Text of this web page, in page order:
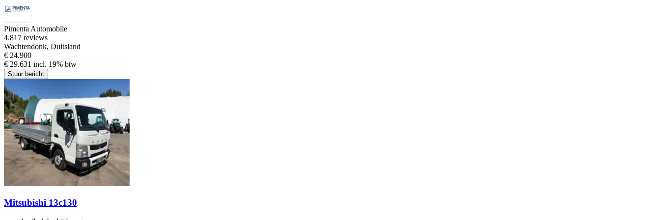
Pimenta Automobile
4.817 reviews
Wachtendonk, Duitsland
€ 24.900
€ 29.631 incl. 19% btw
Stuur bericht
Mitsubishi 13c130